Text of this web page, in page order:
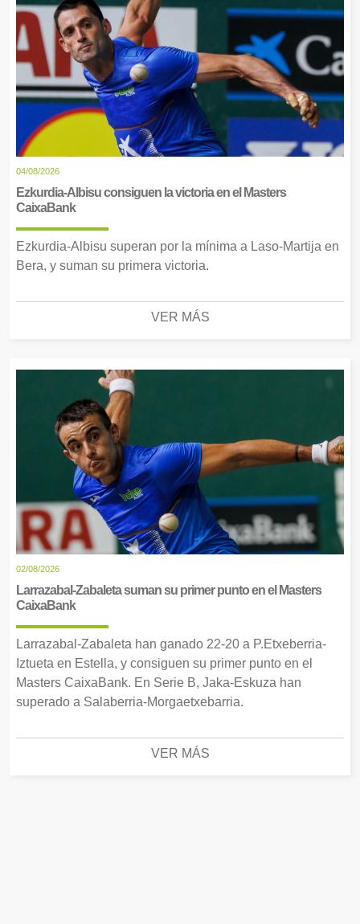
04/08/2026
Ezkurdia-Albisu consiguen la victoria en el Masters
CaixaBank
Ezkurdia-Albisu superan por la mínima a Laso-Martija en
Bera, y suman su primera victoria.
VER MÁS
02/08/2026
Larrazabal-Zabaleta suman su primer punto en el Masters
CaixaBank
Larrazabal-Zabaleta han ganado 22-20 a P.Etxeberria-
Iztueta en Estella, y consiguen su primer punto en el
Masters CaixaBank. En Serie B, Jaka-Eskuza han
superado a Salaberria-Morgaetxebarria.
VER MÁS